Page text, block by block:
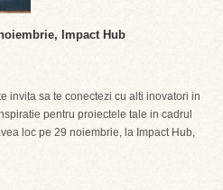
Impact Hub
invita sa te conectezi cu alti inovatori in
pentru proiectele tale in cadrul
loc pe 29 noiembrie, la Impact Hub,